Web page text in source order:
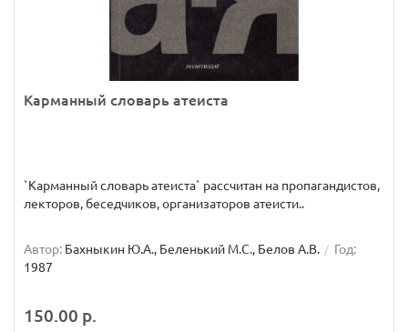
Карманный словарь атеиста
`Карманный словарь атеиста` рассчитан на пропагандистов,
лекторов, беседчиков, организаторов атеисти..
Автор: Бахныкин Ю.А., Беленький М.С., Белов А.В.
Год:
1987
150.00 р.